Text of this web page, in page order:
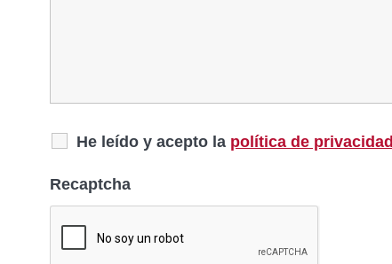
He leído y acepto la política de privacidad
Recaptcha